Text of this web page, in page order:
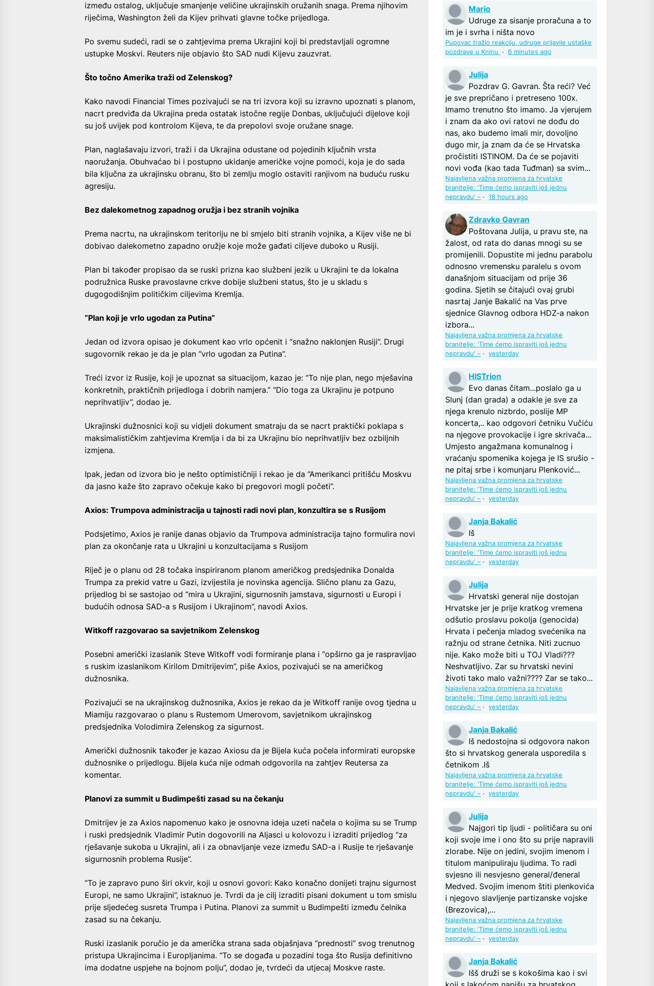
između ostalog, uključuje smanjenje veličine ukrajinskih oružanih snaga. Prema njihovim
riječima, Washington želi da Kijev prihvati glavne točke prijedloga.
Po svemu sudeći, radi se o zahtjevima prema Ukrajini koji bi predstavljali ogromne
ustupke Moskvi. Reuters nije objavio što SAD nudi Kijevu zauzvrat.
Što točno Amerika traži od Zelenskog?
Kako navodi Financial Times pozivajući se na tri izvora koji su izravno upoznati s planom,
nacrt predviđa da Ukrajina preda ostatak istočne regije Donbas, uključujući dijelove koji
su još uvijek pod kontrolom Kijeva, te da prepolovi svoje oružane snage.
Plan, naglašavaju izvori, traži i da Ukrajina odustane od pojedinih ključnih vrsta
naoružanja. Obuhvaćao bi i postupno ukidanje američke vojne pomoći, koja je do sada
bila ključna za ukrajinsku obranu, što bi zemlju moglo ostaviti ranjivom na buduću rusku
agresiju.
Bez dalekometnog zapadnog oružja i bez stranih vojnika
Prema nacrtu, na ukrajinskom teritoriju ne bi smjelo biti stranih vojnika, a Kijev više ne bi
dobivao dalekometno zapadno oružje koje može gađati ciljeve duboko u Rusiji.
Plan bi također propisao da se ruski prizna kao službeni jezik u Ukrajini te da lokalna
podružnica Ruske pravoslavne crkve dobije službeni status, što je u skladu s
dugogodišnjim političkim ciljevima Kremlja.
“Plan koji je vrlo ugodan za Putina”
Jedan od izvora opisao je dokument kao vrlo općenit i “snažno naklonjen Rusiji”. Drugi
sugovornik rekao je da je plan “vrlo ugodan za Putina”.
Treći izvor iz Rusije, koji je upoznat sa situacijom, kazao je: “To nije plan, nego mješavina
konkretnih, praktičnih prijedloga i dobrih namjera.” “Dio toga za Ukrajinu je potpuno
neprihvatljiv”, dodao je.
Ukrajinski dužnosnici koji su vidjeli dokument smatraju da se nacrt praktički poklapa s
maksimalističkim zahtjevima Kremlja i da bi za Ukrajinu bio neprihvatljiv bez ozbiljnih
izmjena.
Ipak, jedan od izvora bio je nešto optimističniji i rekao je da “Amerikanci pritišću Moskvu
da jasno kaže što zapravo očekuje kako bi pregovori mogli početi”.
Axios: Trumpova administracija u tajnosti radi novi plan, konzultira se s Rusijom
Podsjetimo, Axios je ranije danas objavio da Trumpova administracija tajno formulira novi
plan za okončanje rata u Ukrajini u konzultacijama s Rusijom
Riječ je o planu od 28 točaka inspiriranom planom američkog predsjednika Donalda
Trumpa za prekid vatre u Gazi, izvijestila je novinska agencija. Slično planu za Gazu,
prijedlog bi se sastojao od “mira u Ukrajini, sigurnosnih jamstava, sigurnosti u Europi i
budućih odnosa SAD-a s Rusijom i Ukrajinom”, navodi Axios.
Witkoff razgovarao sa savjetnikom Zelenskog
Posebni američki izaslanik Steve Witkoff vodi formiranje plana i “opširno ga je raspravljao
s ruskim izaslanikom Kirilom Dmitrijevim”, piše Axios, pozivajući se na američkog
dužnosnika.
Pozivajući se na ukrajinskog dužnosnika, Axios je rekao da je Witkoff ranije ovog tjedna u
Miamiju razgovarao o planu s Rustemom Umerovom, savjetnikom ukrajinskog
predsjednika Volodimira Zelenskog za sigurnost.
Američki dužnosnik također je kazao Axiosu da je Bijela kuća počela informirati europske
dužnosnike o prijedlogu. Bijela kuća nije odmah odgovorila na zahtjev Reutersa za
komentar.
Planovi za summit u Budimpešti zasad su na čekanju
Dmitrijev je za Axios napomenuo kako je osnovna ideja uzeti načela o kojima su se Trump
i ruski predsjednik Vladimir Putin dogovorili na Aljasci u kolovozu i izraditi prijedlog “za
rješavanje sukoba u Ukrajini, ali i za obnavljanje veze između SAD-a i Rusije te rješavanje
sigurnosnih problema Rusije”.
“To je zapravo puno širi okvir, koji u osnovi govori: Kako konačno donijeti trajnu sigurnost
Europi, ne samo Ukrajini”, istaknuo je. Tvrdi da je cilj izraditi pisani dokument u tom smislu
prije sljedećeg susreta Trumpa i Putina. Planovi za summit u Budimpešti između čelnika
zasad su na čekanju.
Ruski izaslanik poručio je da američka strana sada objašnjava “prednosti” svog trenutnog
pristupa Ukrajincima i Europljanima. “To se događa u pozadini toga što Rusija definitivno
ima dodatne uspjehe na bojnom polju”, dodao je, tvrdeći da utjecaj Moskve raste.
Mario
Udruge za sisanje proračuna a to
im je i svrha i ništa novo
Pupovac tražio reakciju, udruge prijavile ustaške
pozdrave u Kninu
·6 minutes ago
Julija
Pozdrav G. Gavran. Šta reći? Već
je sve prepričano i pretreseno 100x.
Imamo trenutno što imamo. Ja vjerujem
i znam da ako ovi ratovi ne dođu do
nas, ako budemo imali mir, dovoljno
dugo mir, ja znam da će se Hrvatska
pročistiti ISTINOM. Da će se pojaviti
novi vođa (kao tada Tuđman) sa svim...
Najavljena važna promjena za hrvatske
branitelje: 'Time ćemo ispraviti još jednu
nepravdu' – ·18 hours ago
Zdravko Gavran
Poštovana Julija, u pravu ste, na
žalost, od rata do danas mnogi su se
promijenili. Dopustite mi jednu parabolu
odnosno vremensku paralelu s ovom
današnjom situacijam od prije 36
godina. Sjetih se čitajući ovaj grubi
nasrtaj Janje Bakalić na Vas prve
sjednice Glavnog odbora HDZ-a nakon
izbora...
Najavljena važna promjena za hrvatske
branitelje: 'Time ćemo ispraviti još jednu
nepravdu' – ·yesterday
HISTrion
Evo danas čitam...poslalo ga u
Slunj (dan grada) a odakle je sve za
njega krenulo nizbrdo, poslije MP
koncerta,.. kao odgovori četniku Vučiću
na njegove provokacije i igre skrivača...
Umjesto angažmana komunalnog i
vraćanju spomenika kojega je IS srušio -
ne pitaj srbe i komunjaru Plenković...
Najavljena važna promjena za hrvatske
branitelje: 'Time ćemo ispraviti još jednu
nepravdu' – ·yesterday
Janja Bakalić
Iš
Najavljena važna promjena za hrvatske
branitelje: 'Time ćemo ispraviti još jednu
nepravdu' – ·yesterday
Julija
Hrvatski general nije dostojan
Hrvatske jer je prije kratkog vremena
odšutio proslavu pokolja (genocida)
Hrvata i pečenja mladog svećenika na
ražnju od strane četnika. Niti zucnuo
nije. Kako može biti u TOJ Vladi???
Neshvatljivo. Zar su hrvatski nevini
životi tako malo važni???? Zar se tako...
Najavljena važna promjena za hrvatske
branitelje: 'Time ćemo ispraviti još jednu
nepravdu' – ·yesterday
Janja Bakalić
Iš nedostojna si odgovora nakon
što si hrvatskog generala usporedila s
četnikom .Iš
Najavljena važna promjena za hrvatske
branitelje: 'Time ćemo ispraviti još jednu
nepravdu' – ·yesterday
Julija
Najgori tip ljudi - političara su oni
koji svoje ime i ono što su prije napravili
zlorabe. Nije on jedini, svojim imenom i
titulom manipuliraju ljudima. To radi
svjesno ili nesvjesno general/đeneral
Medved. Svojim imenom štiti plenkovića
i njegovo slavljenje partizanske vojske
(Brezovica),...
Najavljena važna promjena za hrvatske
branitelje: 'Time ćemo ispraviti još jednu
nepravdu' – ·yesterday
Janja Bakalić
Išš druži se s kokošima kao i svi